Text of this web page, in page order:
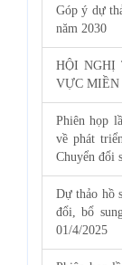
Góp ý dự
năm 2030
HỘI NGHỊ
VỰC MIỀN
Phiên họp
về phát
Chuyển đổi
Dự thảo hồ
đổi, bổ
01/4/2025